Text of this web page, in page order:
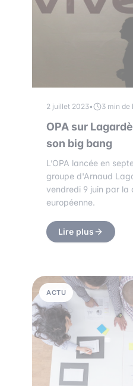
2 juillet 2023• 3 min de
OPA sur
son big bang
L’OPA lancée en
groupe d'Arnaud
vendredi 9 juin par la
européenne.
Lire plus
ACTU